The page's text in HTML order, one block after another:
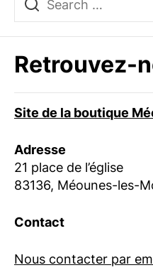
Retrouvez-
Site de la boutique
Adresse
21 place de l’église
83136, Méounes-les-
Contact
Nous contacter par